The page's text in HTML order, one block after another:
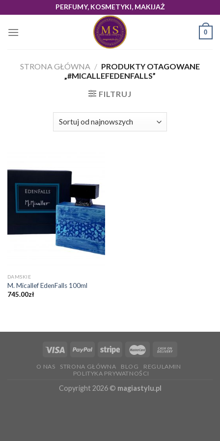
to
content
PERFUMY, KOSMETYKI, MAKIJAŻ
0
STRONA GŁÓWNA / PRODUKTY OTAGOWANE
„#MICALLEFEDENFALLS”
FILTRUJ
DAMSKIE
M. Micallef EdenFalls 100ml
745.00zł
O NAS STRONA GŁÓWNA BLOG
REGULAMIN
POLITYKA PRYWATNOŚCI
Copyright 2026 © magiastylu.pl